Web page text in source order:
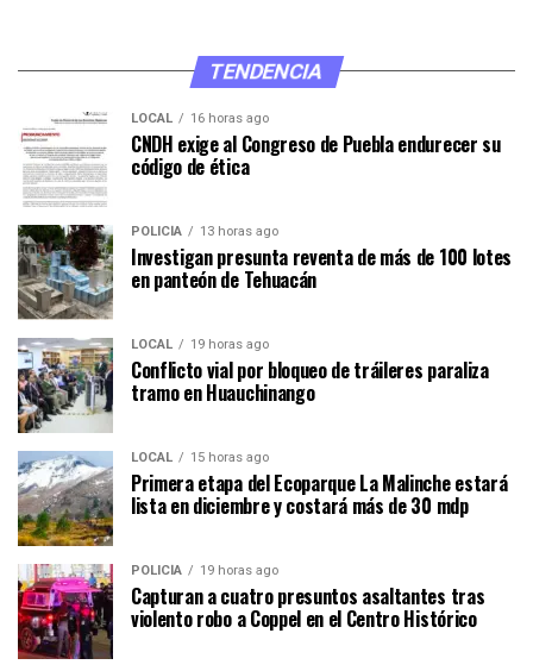
TENDENCIA
LOCAL 16 horas ago
CNDH exige al Congreso de Puebla endurecer su
código de ética
POLICÍA 13 horas ago
Investigan presunta reventa de más de 100 lotes
en panteón de Tehuacán
LOCAL 19 horas ago
Conflicto vial por bloqueo de tráileres paraliza
tramo en Huauchinango
LOCAL 15 horas ago
Primera etapa del Ecoparque La Malinche estará
lista en diciembre y costará más de 30 mdp
POLICÍA 19 horas ago
Capturan a cuatro presuntos asaltantes tras
violento robo a Coppel en el Centro Histórico